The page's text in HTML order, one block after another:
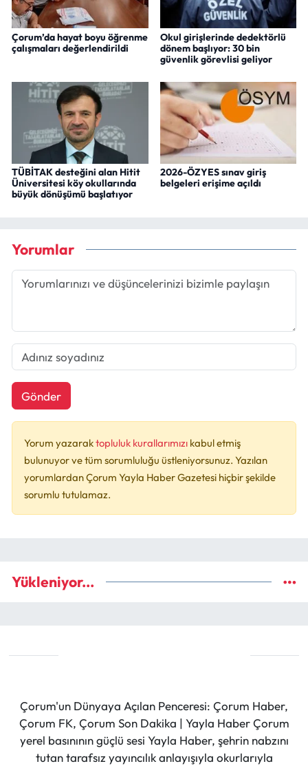
Çorum’da hayat boyu öğrenme
çalışmaları değerlendirildi
Okul girişlerinde dedektörlü
dönem başlıyor: 30 bin
güvenlik görevlisi geliyor
TÜBİTAK desteğini alan Hitit
Üniversitesi köy okullarında
büyük dönüşümü başlatıyor
2026-ÖZYES sınav giriş
belgeleri erişime açıldı
Yorumlar
Gönder
Yorum yazaraktopluluk kurallarımızı kabul etmiş
bulunuyor ve tüm sorumluluğu üstleniyorsunuz. Yazılan
yorumlardan Çorum Yayla Haber Gazetesi hiçbir şekilde
sorumlu tutulamaz.
Yükleniyor...
Çorum'un Dünyaya Açılan Penceresi: Çorum Haber,
Çorum FK, Çorum Son Dakika | Yayla Haber Çorum
yerel basınının güçlü sesi Yayla Haber, şehrin nabzını
tutan tarafsız yayıncılık anlayışıyla okurlarıyla